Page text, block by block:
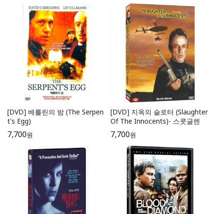
[DVD] 베를린의 밤 (The Serpen
t's Egg)
7,700원
[DVD] 지옥의 슬로터 (Slaughter
Of The Innocents)- 스콧글렌
7,700원